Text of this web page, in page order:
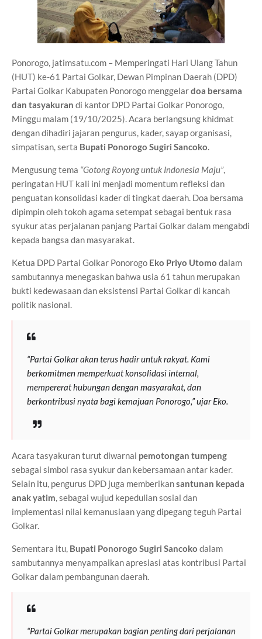
Ponorogo, jatimsatu.com – Memperingati Hari Ulang Tahun
(HUT) ke-61 Partai Golkar, Dewan Pimpinan Daerah (DPD)
Partai Golkar Kabupaten Ponorogo menggelardoa bersama
dan tasyakuran di kantor DPD Partai Golkar Ponorogo,
Minggu malam (19/10/2025). Acara berlangsung khidmat
dengan dihadiri jajaran pengurus, kader, sayap organisasi,
simpatisan, serta Bupati Ponorogo Sugiri Sancoko.
Mengusung tema “Gotong Royong untuk Indonesia Maju”,
peringatan HUT kali ini menjadi momentum refleksi dan
penguatan konsolidasi kader di tingkat daerah. Doa bersama
dipimpin oleh tokoh agama setempat sebagai bentuk rasa
syukur atas perjalanan panjang Partai Golkar dalam mengabdi
kepada bangsa dan masyarakat.
Ketua DPD Partai Golkar Ponorogo Eko Priyo Utomo dalam
sambutannya menegaskan bahwa usia 61 tahun merupakan
bukti kedewasaan dan eksistensi Partai Golkar di kancah
politik nasional.
“Partai Golkar akan terus hadir untuk rakyat. Kami
berkomitmen memperkuat konsolidasi internal,
mempererat hubungan dengan masyarakat, dan
berkontribusi nyata bagi kemajuan Ponorogo,” ujar Eko.
Acara tasyakuran turut diwarnai pemotongan tumpeng
sebagai simbol rasa syukur dan kebersamaan antar kader.
Selain itu, pengurus DPD juga memberikansantunan kepada
anak yatim, sebagai wujud kepedulian sosial dan
implementasi nilai kemanusiaan yang dipegang teguh Partai
Golkar.
Sementara itu, Bupati Ponorogo Sugiri Sancoko dalam
sambutannya menyampaikan apresiasi atas kontribusi Partai
Golkar dalam pembangunan daerah.
“Partai Golkar merupakan bagian penting dari perjalanan